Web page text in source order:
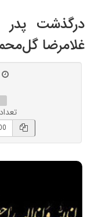
درگذشت پدر
غلامرضا
تعداد